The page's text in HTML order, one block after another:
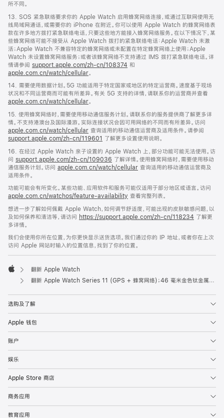
所不同。
13. SOS 紧急联络要求你的 Apple Watch 启用蜂窝网络连接，或通过互联网使用无
线局域网通话，或需要你的 iPhone 在附近。你可以使用 Apple Watch 的蜂窝网络表
款在许多地方拨打紧急联络电话，只要这些地方能接入蜂窝网络服务。在以下情况下，某
些蜂窝网络可能不接受从 Apple Watch 拨打的紧急联络电话：Apple Watch 未激
活；Apple Watch 不兼容特定的蜂窝网络或未配置在特定蜂窝网络上使用；Apple
Watch 未设置蜂窝网络服务；或者该蜂窝网络不支持通过 IMS 拨打紧急联络电话。详
情请参阅 support.apple.com/zh-cn/108374 和
apple.com.cn/watch/cellular。
14. 需要使用数据计划。5G 功能适用于特定国家或地区的特定运营商。速度基于现场
状况和不同运营商而可能有所差异。有关 5G 支持的详情，请联系你的运营商并查看
apple.com.cn/watch/cellular。
15. 使用蜂窝网络时，需要使用移动通信服务计划。请联系你的服务提供商了解更多详
情。不支持港澳台及国际漫游。实际连接状况会因可用网络的不同而有所差异。访问
apple.com.cn/watch/cellular 查询适用的移动通信运营商及适用条件。请参阅
support.apple.com/zh-cn/119601
了解更多设置使用说明。
16. 在经过 Apple Watch 亲子设置的 Apple Watch 上，部分功能可能无法使用。访
问 support.apple.com/zh-cn/109036 了解详情。使用蜂窝网络时，需要使用移动
通信服务计划。访问 apple.com.cn/watch/cellular 查询适用的移动通信运营商及
适用条件。
功能可能会有所变化。某些功能、应用软件和服务可能仅适用于部分地区或语言。访问
apple.com.cn/watchos/feature-availability 查看完整列表。
想进一步了解如何佩戴 Apple Watch，如何调节舒适度，可能出现的皮肤敏感问题，以
及如何保养和清洁等，请访问 https://support.apple.com/zh-cn/118234 了解更
多详情。
我们会使用你所在位置，为你更快显示送货选项。我们通过你的 IP 地址，或者你在上次
访问 Apple 网站时输入的位置信息，找到了你的位置。
Apple
翻新 Apple Watch
翻新 Apple Watch Series 11 (GPS + 蜂窝网络)；46 毫米金色钛金属表壳；淡桃粉色运动型表带 (S/M 号)
选购及了解
Apple 钱包
账户
娱乐
Apple Store 商店
商务应用
教育应用